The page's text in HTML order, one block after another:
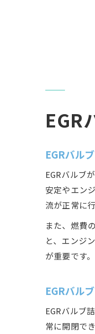
EGR
EGRバル
EGRバルブ
安定やエン
流が正常に
また、燃費
と、エンジ
が重要です。
EGRバル
EGRバルブ
常に開閉で